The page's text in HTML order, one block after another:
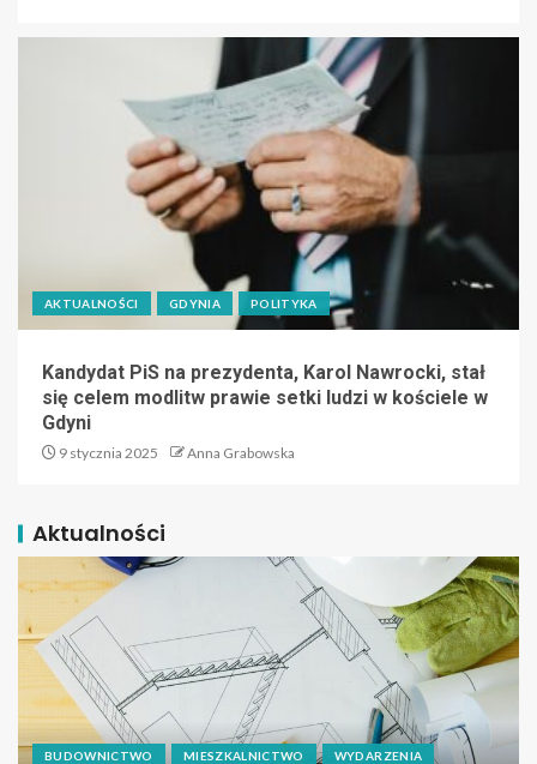
AKTUALNOŚCI GDYNIA POLITYKA
Kandydat PiS na prezydenta, Karol Nawrocki, stał
się celem modlitw prawie setki ludzi w kościele w
Gdyni
9 stycznia 2025 Anna Grabowska
Aktualności
BUDOWNICTWO MIESZKALNICTWO WYDARZENIA